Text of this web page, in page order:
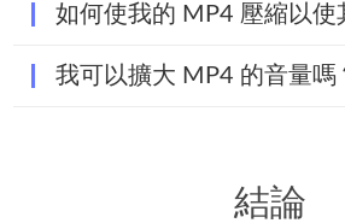
如何使我的 MP4 壓縮以使
我可以擴大 MP4 的音量嗎
結論